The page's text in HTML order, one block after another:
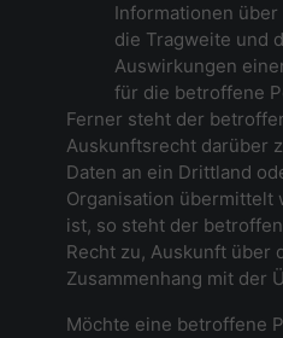
Informationen
die Tragweite und
Auswirkungen
für die betroffene
Ferner steht der
Auskunftsrecht darüber
Daten an ein Drittland
Organisation übermittelt
ist, so steht der
Recht zu, Auskunft über
Zusammenhang mit der
Möchte eine betroffene